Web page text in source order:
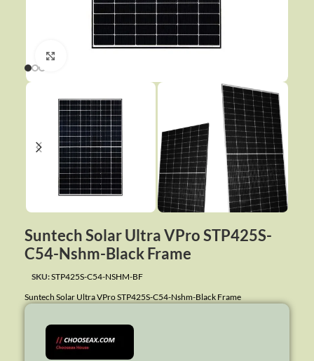
Suntech Solar Ultra VPro STP425S-
C54-Nshm-Black Frame
SKU:STP425S-C54-NSHM-BF
Suntech Solar Ultra VPro STP425S-C54-Nshm-Black Frame